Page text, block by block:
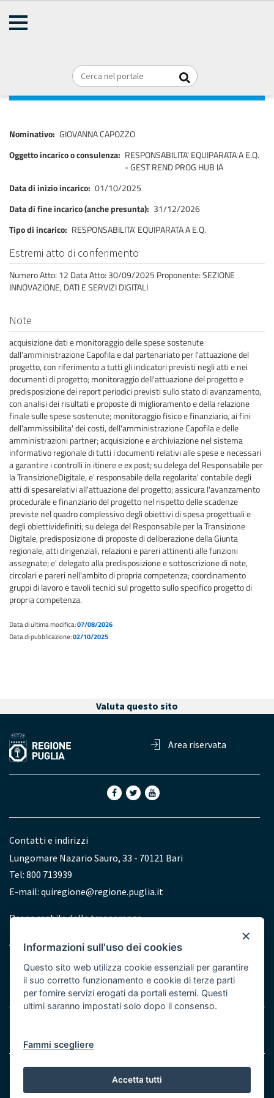
Home
GIOVANNA CAPOZZO
Nominativo GIOVANNA CAPOZZO
Oggetto incarico o consulenza RESPONSABILITA' EQUIPARATA A E.Q.
- GEST REND PROG HUB IA
Data di inizio incarico 01/10/2025
Data di fine incarico (anche presunta) 31/12/2026
Tipo di incarico RESPONSABILITA' EQUIPARATA A E.Q.
Estremi atto di conferimento
Numero Atto: 12 Data Atto: 30/09/2025 Proponente: SEZIONE
INNOVAZIONE, DATI E SERVIZI DIGITALI
Note
acquisizione dati e monitoraggio delle spese sostenute
dall'amministrazione Capofila e dal partenariato per l'attuazione del
progetto, con riferimento a tutti gli indicatori previsti negli atti e nei
documenti di progetto; monitoraggio dell'attuazione del progetto e
predisposizione dei report periodici previsti sullo stato di avanzamento,
con analisi dei risultati e proposte di miglioramento e della relazione
finale sulle spese sostenute; monitoraggio fisico e finanziario, ai fini
dell'ammissibilita' dei costi, dell'amministrazione Capofila e delle
amministrazioni partner; acquisizione e archiviazione nel sistema
informativo regionale di tutti i documenti relativi alle spese e necessari
a garantire i controlli in itinere e ex post; su delega del Responsabile per
la TransizioneDigitale, e' responsabile della regolarita' contabile degli
atti di spesarelativi all'attuazione del progetto; assicura l'avanzamento
procedurale e finanziario del progetto nel rispetto delle scadenze
previste nel quadro complessivo degli obiettivi di spesa progettuali e
degli obiettividefiniti; su delega del Responsabile per la Transizione
Digitale, predisposizione di proposte di deliberazione della Giunta
regionale, atti dirigenziali, relazioni e pareri attinenti alle funzioni
assegnate; e' delegato alla predisposizione e sottoscrizione di note,
circolari e pareri nell'ambito di propria competenza; coordinamento
gruppi di lavoro e tavoli tecnici sul progetto sullo specifico progetto di
propria competenza.
Data di ultima modifica:07/08/2026
Data di pubblicazione:02/10/2025
Valuta questo sito
Area riservata
Contatti e indirizzi
Lungomare Nazario Sauro, 33 - 70121 Bari
Tel: 800 713939
E-mail: quiregione@regione.puglia.it
Redazione
Responsabile della trasparenza
Accessibilità
Menu
© Regione Puglia
×
Informazioni sull'uso dei cookies
Questo sito web utilizza cookie essenziali per garantire
il suo corretto funzionamento e cookie di terze parti
per fornire servizi erogati da portali esterni. Questi
ultimi saranno impostati solo dopo il consenso.
Fammi scegliere
Accetta tutti